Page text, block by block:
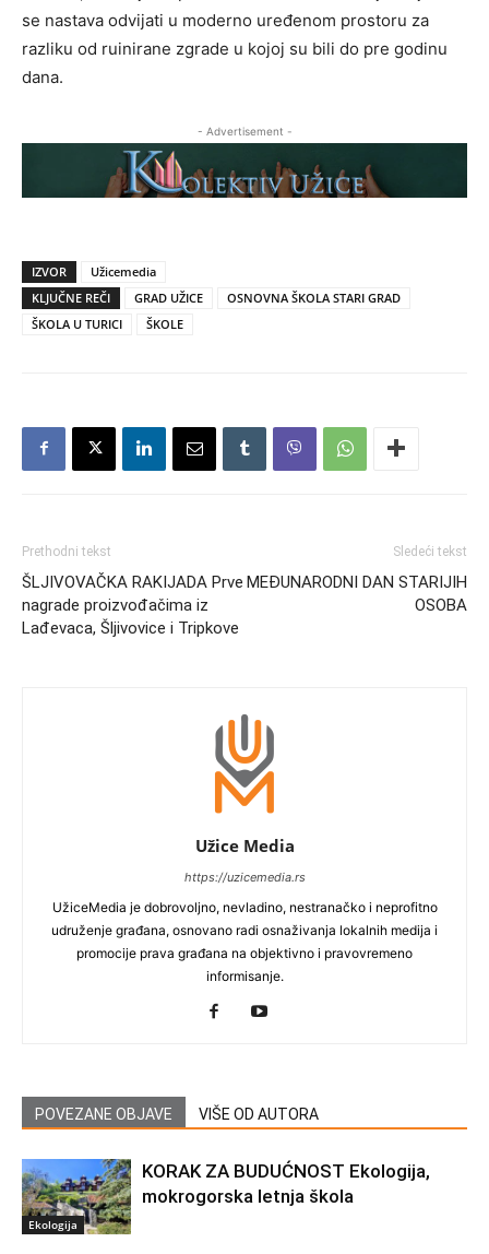
se nastava odvijati u moderno uređenom prostoru za
razliku od ruinirane zgrade u kojoj su bili do pre godinu
dana.
- Advertisement -
IZVOR
Užicemedia
KLJUČNE REČI
GRAD UŽICE
OSNOVNA ŠKOLA STARI GRAD
ŠKOLA U TURICI
ŠKOLE
Prethodni tekst
ŠLJIVOVAČKA RAKIJADA Prve
nagrade proizvođačima iz
Lađevaca, Šljivovice i Tripkove
Sledeći tekst
MEĐUNARODNI DAN STARIJIH
OSOBA
Užice Media
https://uzicemedia.rs
UžiceMedia je dobrovoljno, nevladino, nestranačko i neprofitno
udruženje građana, osnovano radi osnaživanja lokalnih medija i
promocije prava građana na objektivno i pravovremeno
informisanje.
POVEZANE OBJAVE VIŠE OD AUTORA
Ekologija
KORAK ZA BUDUĆNOST Ekologija,
mokrogorska letnja škola